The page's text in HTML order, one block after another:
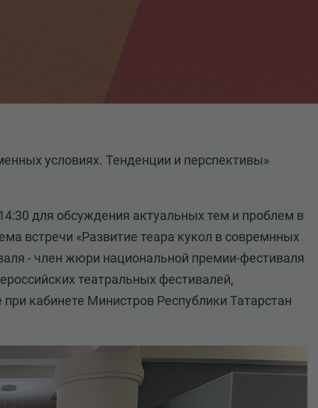
условиях. Тенденции и перспективы»
для обсуждения актуальных тем и проблем в
встречи «Развитие теара кукол в совремнных
- член жюри национальной премии-фестиваля
театральных фестивалей,
кабинете Министров Республики Татарстан